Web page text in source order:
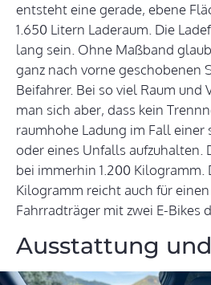
entsteht eine gerade, ebene
1.650 Litern Laderaum. Die
lang sein. Ohne Maßband
ganz nach vorne geschobenen
Beifahrer. Bei so viel Raum
man sich aber, dass kein
raumhohe Ladung im Fall einer
oder eines Unfalls aufzuhalten.
bei immerhin 1.200 Kilogramm.
Kilogramm reicht auch für
Fahrradträger mit zwei E-Bikes
Ausstattung